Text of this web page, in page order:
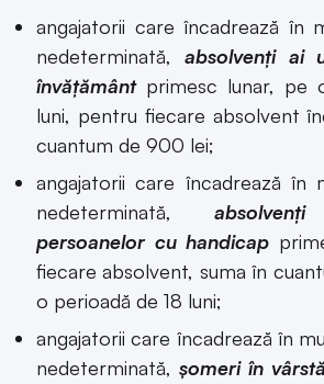
angajatorii care încadrează în
nedeterminată, absolvenţi ai
învăţământ primesc lunar, pe
luni, pentru fiecare absolvent
cuantum de 900 lei;
angajatorii care încadrează în
nedeterminată,
persoanelor cu handicap
fiecare absolvent, suma în
o perioadă de 18 luni;
angajatorii care încadrează în
nedeterminată, şomeri în